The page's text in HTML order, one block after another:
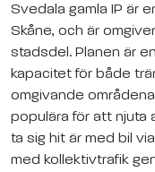
Svedala gamla IP är
Skåne, och är
stadsdel. Planen är
kapacitet för både
omgivande
populära för att njuta
ta sig hit är med bil
med kollektivtrafik